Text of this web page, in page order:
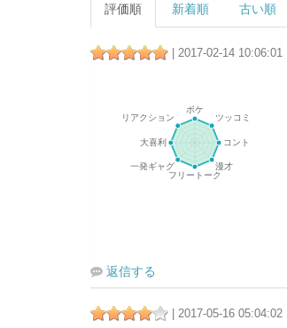
評価順 新着順 古い順
| 2017-02-14 10:06:01
返信する
| 2017-05-16 05:04:02